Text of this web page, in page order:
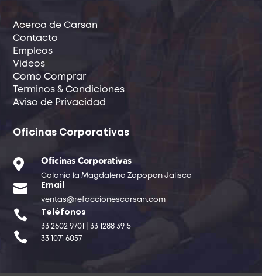
Acerca de Carsan
Contacto
Empleos
Videos
Como Comprar
Terminos & Condiciones
Aviso de Privacidad
Oficinas Corporativas
 Oficinas Corporativas
Colonia la Magdalena Zapopan Jalisco
 Email
ventas@refaccionescarsan.com
 Teléfonos
33 2602 9701 | 33 1288 3915
 33 1071 6057